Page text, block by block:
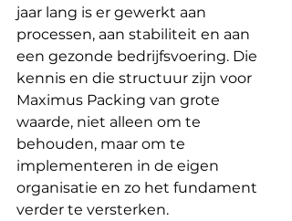
jaar lang is er gewerkt aan
processen, aan stabiliteit en aan
een gezonde bedrijfsvoering. Die
kennis en die structuur zijn voor
Maximus Packing van grote
waarde, niet alleen om te
behouden, maar om te
implementeren in de eigen
organisatie en zo het fundament
verder te versterken.